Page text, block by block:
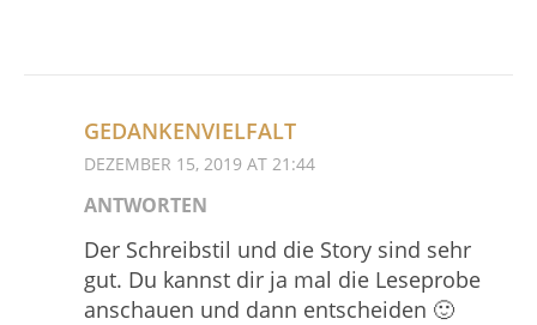
GEDANKENVIELFALT
DEZEMBER 15, 2019 AT 21:44
ANTWORTEN
Der Schreibstil und die Story sind sehr
gut. Du kannst dir ja mal die Leseprobe
anschauen und dann entscheiden 🙂